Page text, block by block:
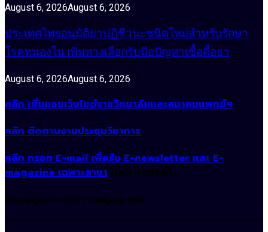
August 6, 2026August 6, 2026
ประเทศไทยอนุมัติยาปฏิชีวนะชนิดใหม่สำหรับรักษา
โรคหนองใน เพิ่มทางเลือกรับมือปัญหาเชื้อดื้อยา
August 6, 2026August 6, 2026
คลิก เยี่ยมชมเว็บไซต์ราชวิทยาลัยและสมาคมแพทย์ฯ
คลิก ติดตามงานประชุมวิชาการ
คลิก กรอก E-mail เพื่อรับ E-newsletter และ E-
magazine เฉพาะสาขา (เฉพาะแพทย์)
สนับสนุนการจัดทำ CIMjournal